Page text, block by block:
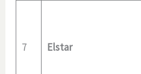
7 Elstar